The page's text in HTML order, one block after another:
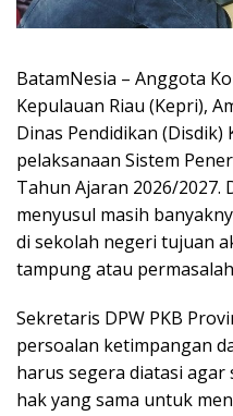
BatamNesia – Anggota
Kepulauan Riau (Kepri),
Dinas Pendidikan
pelaksanaan Sistem
Tahun Ajaran 2026/2027.
menyusul masih
di sekolah negeri tujuan
tampung atau
Sekretaris DPW PKB
persoalan ketimpangan
harus segera diatasi
hak yang sama untuk